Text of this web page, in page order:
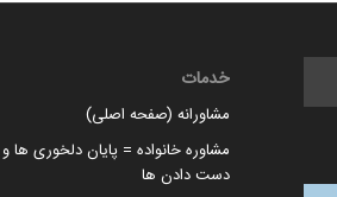
خدمات
مشاورانه (صفحه اصلی)
مشاوره خانواده = پایان دلخوری ها و
دست دادن ها